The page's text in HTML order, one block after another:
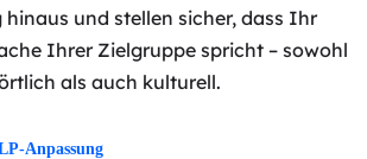
hinaus und stellen sicher, dass Ihr
Ihrer Zielgruppe spricht – sowohl
als auch kulturell.
Anpassung